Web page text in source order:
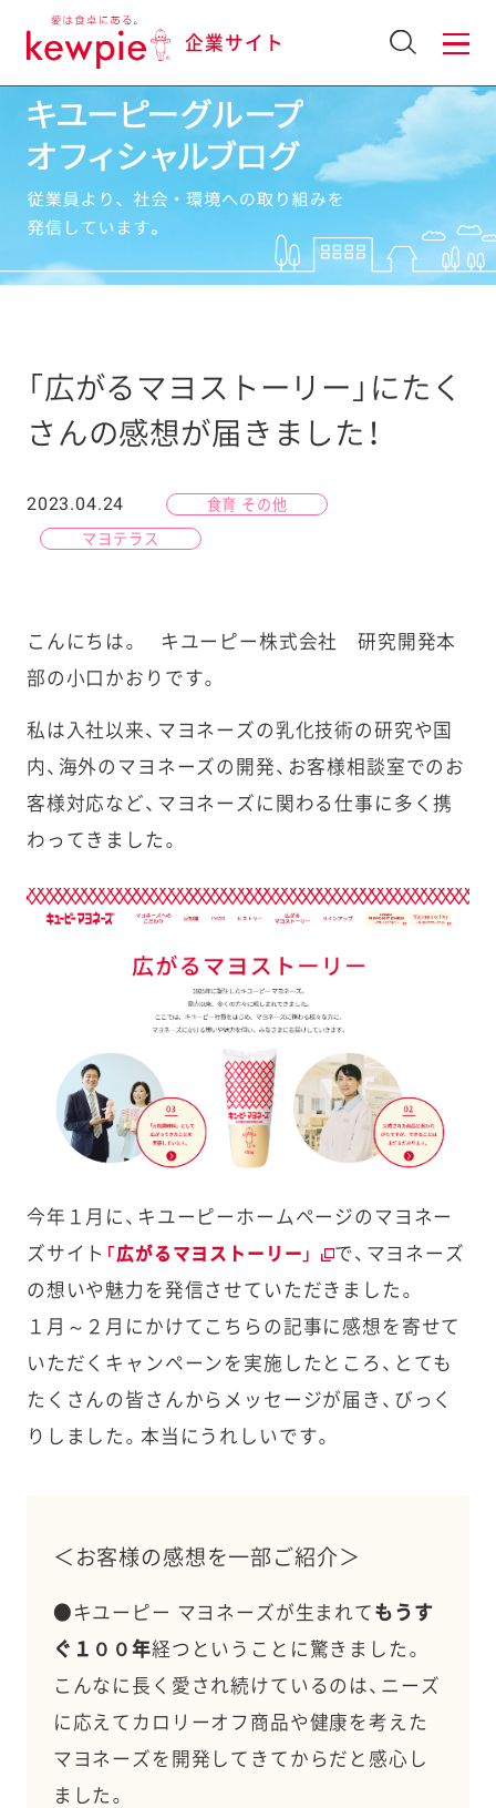
企業サイト
「広がるマヨストーリー」にたく
さんの感想が届きました！
2023.04.24 食育 その他
マヨテラス
こんにちは。 キユーピー株式会社 研究開発本
部の小口かおりです。
私は入社以来、マヨネーズの乳化技術の研究や国
内、海外のマヨネーズの開発、お客様相談室でのお
客様対応など、マヨネーズに関わる仕事に多く携
わってきました。
今年１月に、キユーピーホームページのマヨネー
ズサイト 「広がるマヨストーリー」
で、マヨネーズ
の想いや魅力を発信させていただきました。
１月～２月にかけてこちらの記事に感想を寄せて
いただくキャンペーンを実施したところ、とても
たくさんの皆さんからメッセージが届き、びっく
りしました。本当にうれしいです。
＜お客様の感想を一部ご紹介＞
●キユーピー マヨネーズが生まれて もうす
ぐ１００年経つということに驚きました。
こんなに長く愛され続けているのは、ニーズ
に応えてカロリーオフ商品や健康を考えた
マヨネーズを開発してきてからだと感心し
ました。